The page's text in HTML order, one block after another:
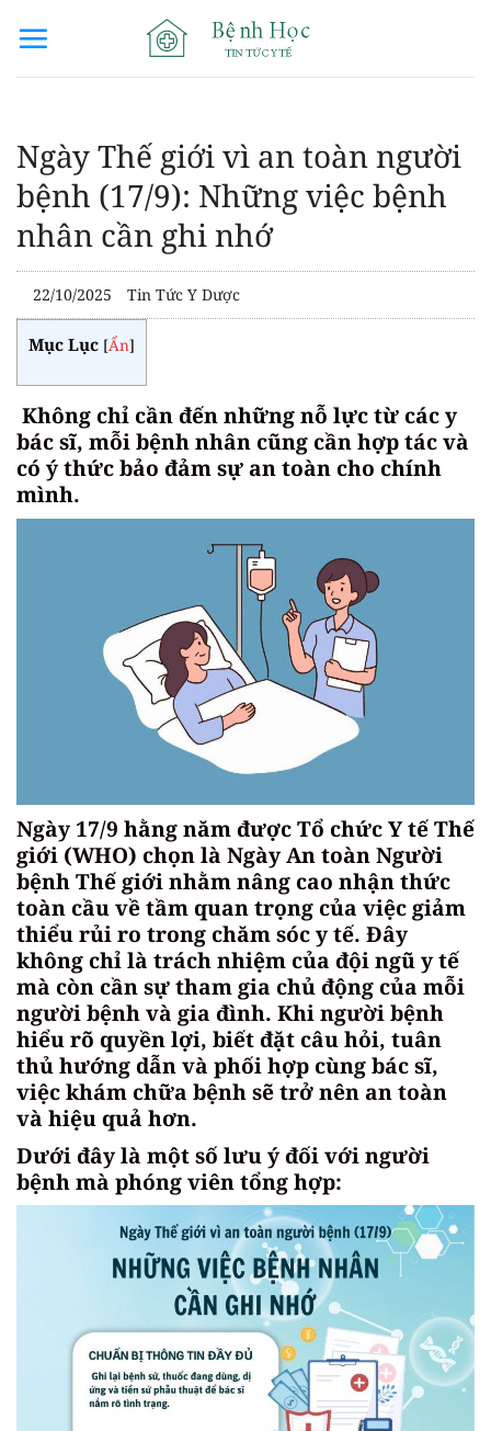
qua
Ngày Thế giới vì an toàn người
bệnh (17/9): Những việc bệnh
nhân cần ghi nhớ
22/10/2025 Tin Tức Y Dược
Mục Lục [Ẩn]
Không chỉ cần đến những nỗ lực từ các y
bác sĩ, mỗi bệnh nhân cũng cần hợp tác và
có ý thức bảo đảm sự an toàn cho chính
mình.
Ngày 17/9 hằng năm được Tổ chức Y tế Thế
giới (WHO) chọn là Ngày An toàn Người
bệnh Thế giới nhằm nâng cao nhận thức
toàn cầu về tầm quan trọng của việc giảm
thiểu rủi ro trong chăm sóc y tế. Đây
không chỉ là trách nhiệm của đội ngũ y tế
mà còn cần sự tham gia chủ động của mỗi
người bệnh và gia đình. Khi người bệnh
hiểu rõ quyền lợi, biết đặt câu hỏi, tuân
thủ hướng dẫn và phối hợp cùng bác sĩ,
việc khám chữa bệnh sẽ trở nên an toàn
và hiệu quả hơn.
Dưới đây là một số lưu ý đối với người
bệnh mà phóng viên tổng hợp: